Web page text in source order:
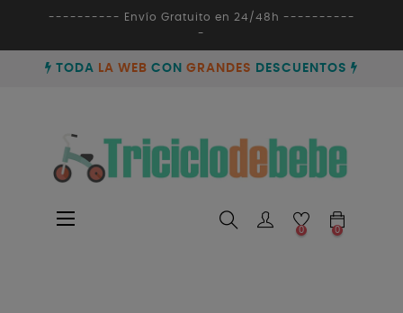
---------- Envío Gratuito en 24/48h ----------
-
TODA LA WEB CON GRANDES DESCUENTOS
Navegación
☰
0 0